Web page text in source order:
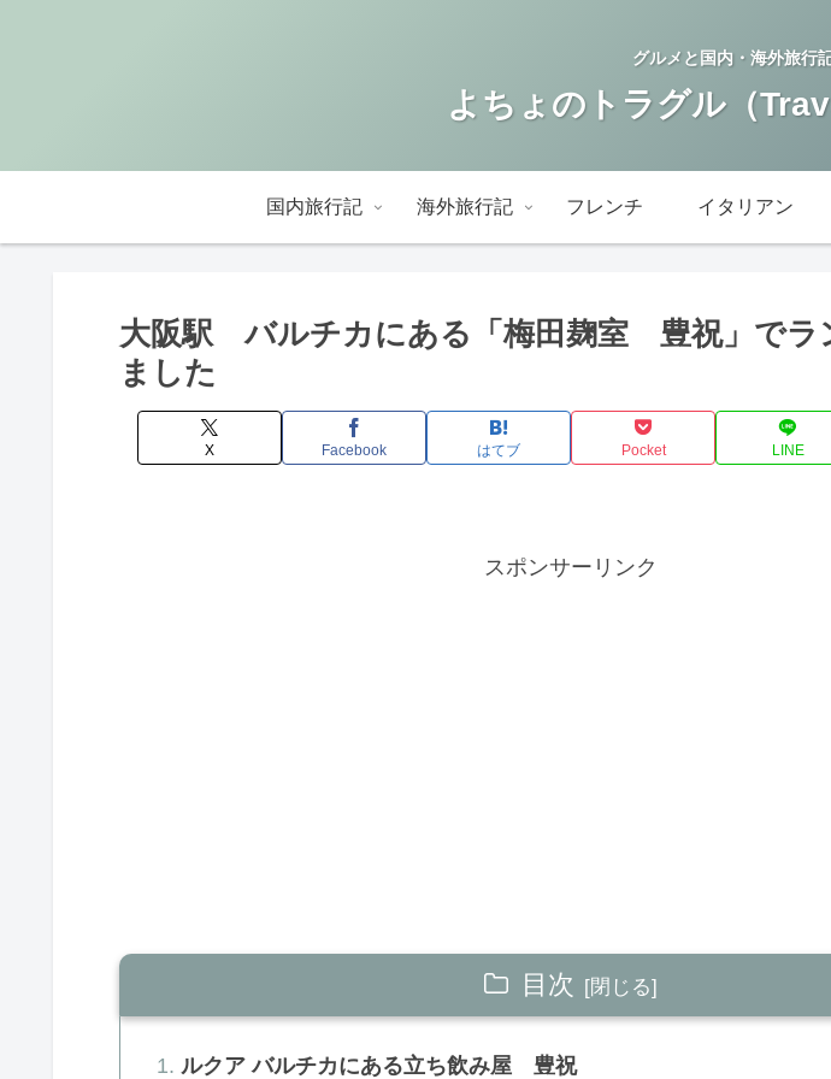
グルメと国内・海外旅行
よちょのトラグル（
国内旅行記 海外旅行記 フレンチ イタリアン
大阪駅 バルチカにある「梅田麹室 豊祝」でラ
ました
X Facebook はてブ Pocket LINE
スポンサーリンク
目次
ルクア バルチカにある立ち飲み屋 豊祝